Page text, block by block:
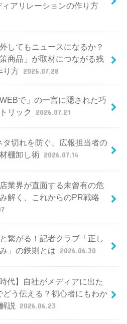
ィアリレーションの作り方
してもニュースになるか？
策商品」が取材につながる残
り方 2026.07.28
WEBで」の一言に隠された巧
リック
2026.07.21
タ切れを防ぐ、広報担当者の
棚卸し術 2026.07.14
業界が直面する未曾有の危
解く、これからのPR戦略
繋がる！記者クラブ「正し
」の鉄則とは 2026.06.30
時代】自社がメディアに出た
どう伝える？初心者にもわか
説
2026.06.23